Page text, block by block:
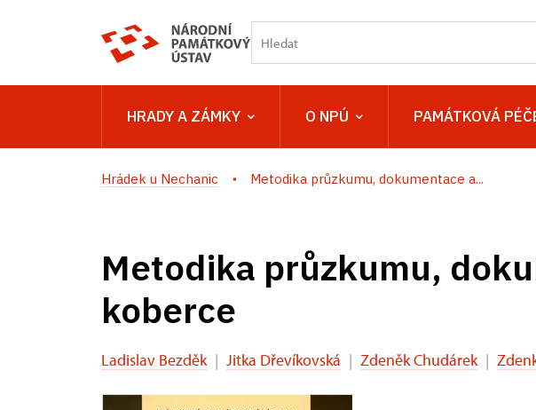
HRADY A ZÁMKY O NPÚ PAMÁTKOVÁ
Hrádek u Nechanic Metodika průzkumu, dokumentace a...
Metodika průzkumu,
koberce
Ladislav Bezděk | Jitka Dřevíkovská | Zdeněk Chudárek |